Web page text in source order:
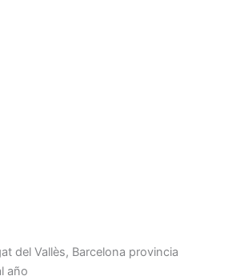
del Vallès, Barcelona provincia
año